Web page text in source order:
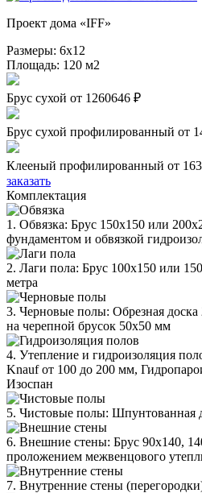
Проект дома «IFF»
Размеры: 6х12
Площадь: 120 м2
Брус сухой от 1260646 ₽
Брус сухой профилированный от
Клееный профилированный от
заказать
Комплектация
1. Обвязка: Брус 150х150 или
фундаментом и обвязкой
2. Лаги пола: Брус 100х150 или
метра
3. Черновые полы: Обрезная доска
на черепной брусок 50х50 мм
4. Утепление и гидроизоляция
Knauf от 100 до 200 мм,
Изоспан
5. Чистовые полы: Шпунтованная
6. Внешние стены: Брус 90х140,
проложением межвенцового
7. Внутренние стены